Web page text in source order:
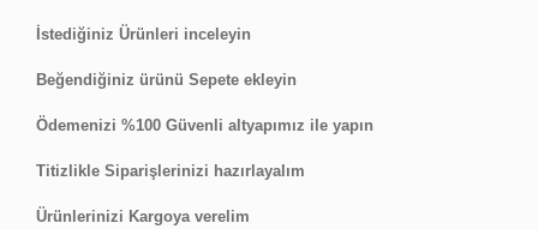
İstediğiniz Ürünleri inceleyin
Beğendiğiniz ürünü Sepete ekleyin
Ödemenizi %100 Güvenli altyapımız ile yapın
Titizlikle Siparişlerinizi hazırlayalım
Ürünlerinizi Kargoya verelim